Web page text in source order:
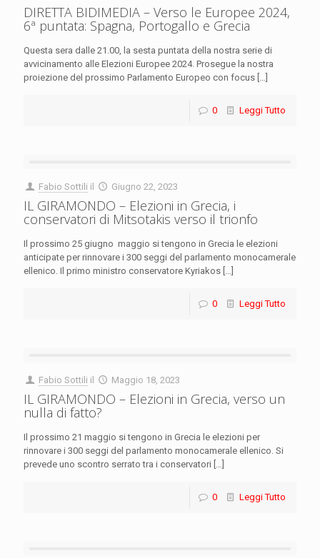
DIRETTA BIDIMEDIA – Verso le Europee 2024,
6ª puntata: Spagna, Portogallo e Grecia
Questa sera dalle 21.00, la sesta puntata della nostra serie di
avvicinamento alle Elezioni Europee 2024. Prosegue la nostra
proiezione del prossimo Parlamento Europeo con focus […]
0 Leggi Tutto
Fabio Sottili il Giugno 22, 2023
IL GIRAMONDO – Elezioni in Grecia, i
conservatori di Mitsotakis verso il trionfo
Il prossimo 25 giugno maggio si tengono in Grecia le elezioni
anticipate per rinnovare i 300 seggi del parlamento monocamerale
ellenico. Il primo ministro conservatore Kyriakos […]
0 Leggi Tutto
Fabio Sottili il Maggio 18, 2023
IL GIRAMONDO – Elezioni in Grecia, verso un
nulla di fatto?
Il prossimo 21 maggio si tengono in Grecia le elezioni per
rinnovare i 300 seggi del parlamento monocamerale ellenico. Si
prevede uno scontro serrato tra i conservatori […]
0 Leggi Tutto